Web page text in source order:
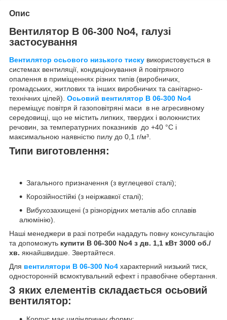
Опис
Вентилятор В 06-300 No4, галузі
застосування
Вентилятор осьового низького тиску використовується в
системах вентиляції, кондиціонування й повітряного
опалення в приміщеннях різних типів (виробничих,
громадських, житлових та інших виробничих та санітарно-
технічних цілей). Осьовий вентилятор В 06-300 No4
переміщує повітря й газоповітряні маси в не агресивному
середовищі, що не містить липких, твердих і волокнистих
речовин, за температурних показників до +40 °C і
максимальною наявністю пилу до 0,1 г/м³.
Типи виготовлення:
Загального призначення (з вуглецевої сталі);
Корозійностійкі (з неіржавкої сталі);
Вибухозахищені (з різнорідних металів або сплавів
алюмінію).
Наші менеджери в разі потреби нададуть повну консультацію
та допоможуть купити В 06-300 No4 з дв. 1,1 кВт 3000 об./
хв. якнайшвидше. Звертайтеся.
Для вентилятори В 06-300 No4 характерний низький тиск,
односторонній всмоктувальний ефект і правобічне обертання.
З яких елементів складається осьовий
вентилятор: